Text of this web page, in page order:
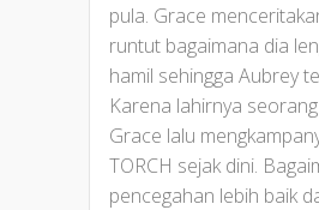
pula. Grace
runtut bagaimana dia
hamil sehingga Aubrey
Karena lahirnya
Grace lalu
TORCH sejak dini.
pencegahan lebih baik